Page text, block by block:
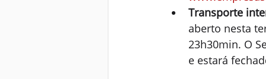
Transporte
aberto nesta
23h30min. O
e estará